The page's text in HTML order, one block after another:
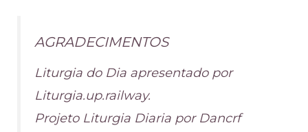
AGRADECIMENTOS
Liturgia do Dia apresentado por
Liturgia.up.railway.
Projeto Liturgia Diaria por Dancrf